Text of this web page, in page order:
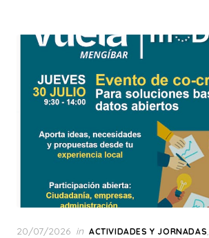
Posted
20/07/2026 in ACTIVIDADES Y JORNADAS,